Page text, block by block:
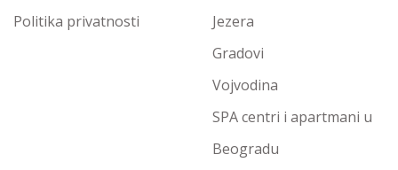
Politika privatnosti
Jezera
Gradovi
Vojvodina
SPA centri i apartmani u
Beogradu